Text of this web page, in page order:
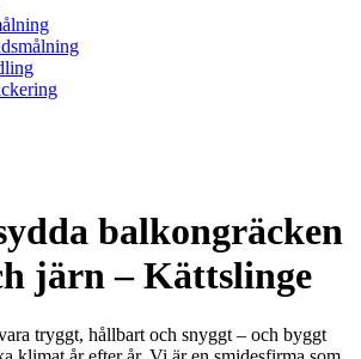
balkongräcken
järn – Kättslinge
tryggt, hållbart och snyggt – och byggt